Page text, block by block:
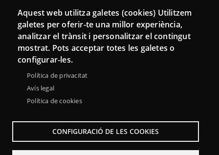
Conecta
Contacto
Hemeroteca
Aquest web utilitza galetes (cookies) Utilitzem
galetes per oferir-te una millor experiència,
analitzar el trànsit i personalitzar el contingut
mostrat. Pots acceptar totes les galetes o
configurar-les.
Política de privacitat
Avís legal
Política de cookies
CONFIGURACIÓ DE LES COOKIES